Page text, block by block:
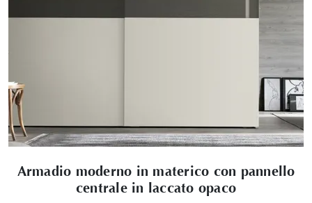
Armadio moderno in materico con pannello
centrale in laccato opaco